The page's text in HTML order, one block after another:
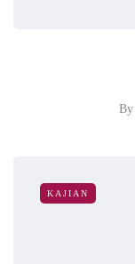
By
KAJIAN